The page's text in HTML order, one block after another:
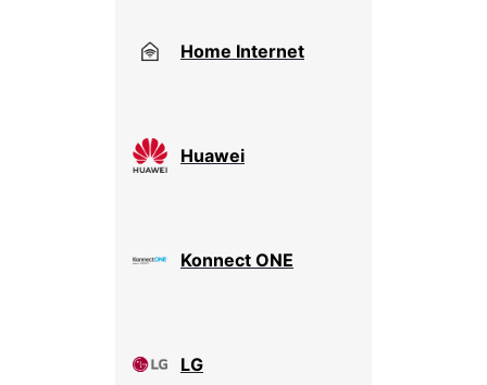
Home Internet
Huawei
Konnect ONE
LG